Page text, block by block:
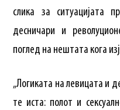
слика за ситуацијата
десничари и
поглед на нештата кога
„Логиката на левицата и
те иста: полот и